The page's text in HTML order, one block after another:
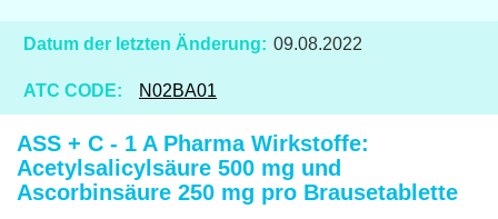
Datum der letzten Änderung: 09.08.2022
ATC CODE: N02BA01
ASS + C - 1 A Pharma Wirkstoffe:
Acetylsalicylsäure 500 mg und
Ascorbinsäure 250 mg pro Brausetablette